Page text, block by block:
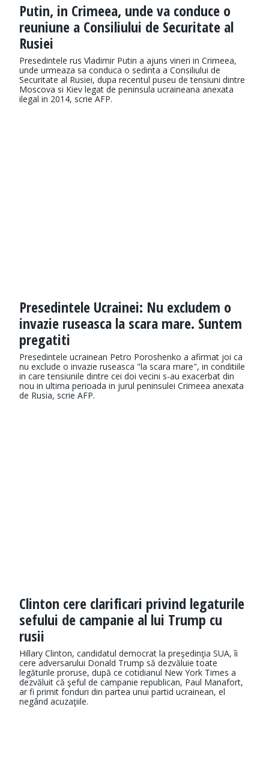
Putin, in Crimeea, unde va conduce o
reuniune a Consiliului de Securitate al
Rusiei
Presedintele rus Vladimir Putin a ajuns vineri in Crimeea,
unde urmeaza sa conduca o sedinta a Consiliului de
Securitate al Rusiei, dupa recentul puseu de tensiuni dintre
Moscova si Kiev legat de peninsula ucraineana anexata
ilegal in 2014, scrie AFP.
Presedintele Ucrainei: Nu excludem o
invazie ruseasca la scara mare. Suntem
pregatiti
Presedintele ucrainean Petro Poroshenko a afirmat joi ca
nu exclude o invazie ruseasca "la scara mare", in conditiile
in care tensiunile dintre cei doi vecini s-au exacerbat din
nou in ultima perioada in jurul peninsulei Crimeea anexata
de Rusia, scrie AFP.
Clinton cere clarificari privind legaturile
sefului de campanie al lui Trump cu
rusii
Hillary Clinton, candidatul democrat la preşedinţia SUA, îi
cere adversarului Donald Trump să dezvăluie toate
legăturile proruse, după ce cotidianul New York Times a
dezvăluit că şeful de campanie republican, Paul Manafort,
ar fi primit fonduri din partea unui partid ucrainean, el
negând acuzaţiile.